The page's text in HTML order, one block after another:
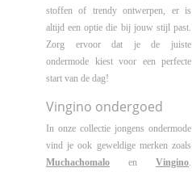
stoffen of trendy ontwerpen, er is
altijd een optie die bij jouw stijl past.
Zorg ervoor dat je de juiste
ondermode kiest voor een perfecte
start van de dag!
Vingino ondergoed
In onze collectie jongens ondermode
vind je ook geweldige merken zoals
Muchachomalo en Vingino